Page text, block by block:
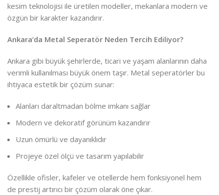
kesim teknolojisi ile üretilen modeller, mekanlara modern ve
özgün bir karakter kazandırır.
Ankara’da Metal Seperatör Neden Tercih Ediliyor?
Ankara gibi büyük şehirlerde, ticari ve yaşam alanlarının daha
verimli kullanılması büyük önem taşır. Metal seperatörler bu
ihtiyaca estetik bir çözüm sunar:
Alanları daraltmadan bölme imkanı sağlar
Modern ve dekoratif görünüm kazandırır
Uzun ömürlü ve dayanıklıdır
Projeye özel ölçü ve tasarım yapılabilir
Özellikle ofisler, kafeler ve otellerde hem fonksiyonel hem
de prestij artırıcı bir çözüm olarak öne çıkar.